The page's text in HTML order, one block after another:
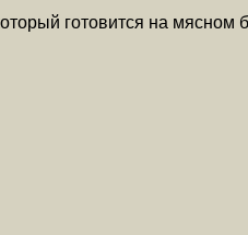
готовится на мясном